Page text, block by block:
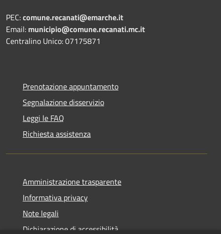
PEC:comune.recanati@emarche.it
Email: municipio@comune.recanati.mc.it
Centralino Unico: 07175871
Prenotazione appuntamento
Segnalazione disservizio
Leggi le FAQ
Richiesta assistenza
Amministrazione trasparente
Informativa privacy
Note legali
Dichiarazione di accessibilità